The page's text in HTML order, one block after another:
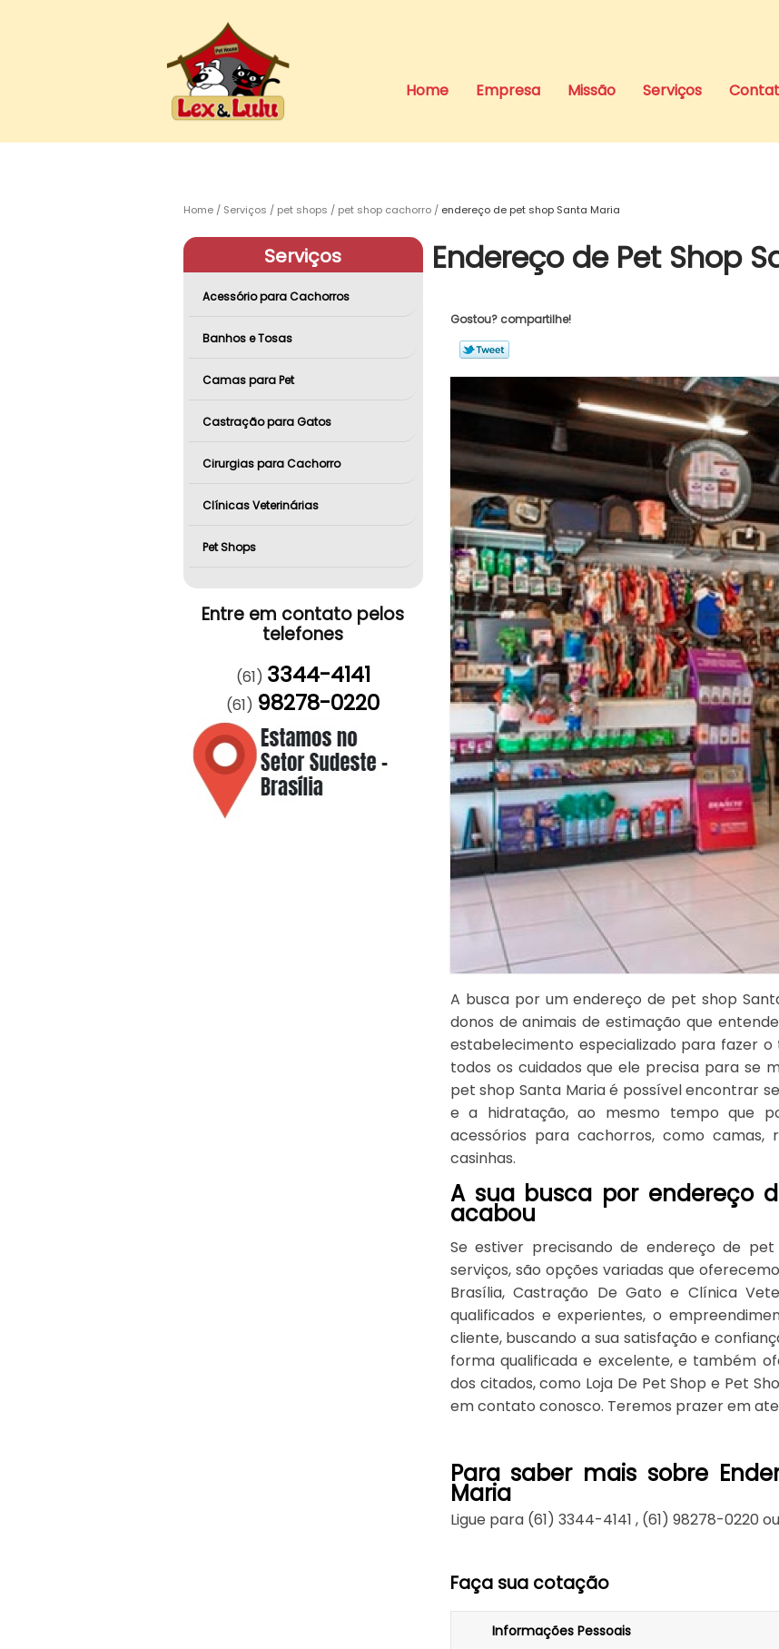
Home Empresa Missão Serviços
Home Serviços pet shops pet shop cachorro endereço de pet shop Santa Maria
Serviços
Acessório para Cachorros
Banhos e Tosas
Camas para Pet
Castração para Gatos
Cirurgias para Cachorro
Clínicas Veterinárias
Pet Shops
Entre em contato pelos
telefones
(61) 3344-4141
(61) 98278-0220
Endereço de Pet Shop
Gostou? compartilhe!
A busca por um endereço de pet shop
donos de animais de estimação que
estabelecimento especializado para fazer
todos os cuidados que ele precisa para se
pet shop Santa Maria é possível encontrar
e a hidratação, ao mesmo tempo que
acessórios para cachorros, como camas,
casinhas.
A sua busca por endereço
acabou
Se estiver precisando de endereço de pet
serviços, são opções variadas que
Brasília, Castração De Gato e Clínica
qualificados e experientes, o
cliente, buscando a sua satisfação e
forma qualificada e excelente, e também
dos citados, como Loja De Pet Shop e Pet
em contato conosco. Teremos prazer em
Para saber mais sobre
Maria
Ligue para (61) 3344-4141 , (61) 98278-0220 ou
Faça sua cotação
Informações Pessoais